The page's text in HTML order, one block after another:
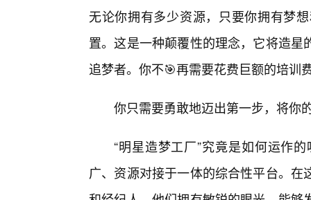
无论你拥有多少资源，只要你拥有梦
置。这是一种颠覆性的理念，它将造
追梦者。你不🎯再需要花费巨额的培训
你只需要勇敢地迈出第一步，将你
“明星造梦工厂”究竟是如何运作
广、资源对接于一体的综合性平台。